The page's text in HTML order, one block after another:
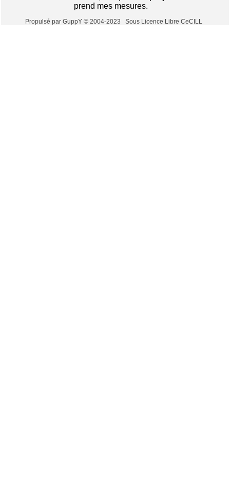
prend mes mesures.
Propulsé par GuppY © 2004-2023 Sous Licence Libre CeCILL